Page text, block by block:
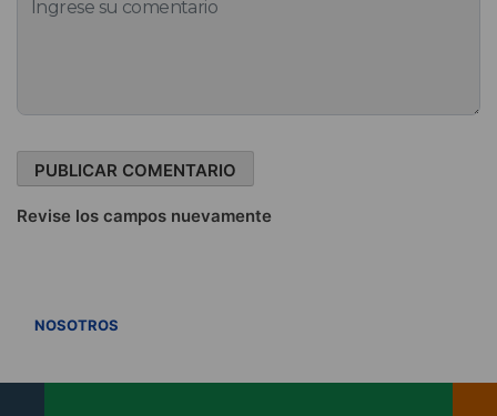
Revise los campos nuevamente
NOSOTROS